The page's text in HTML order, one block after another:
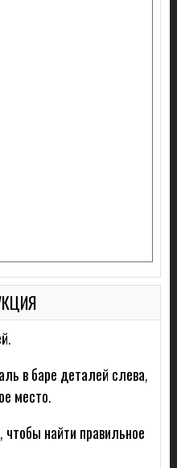
в баре деталей слева,
место.
чтобы найти правильное